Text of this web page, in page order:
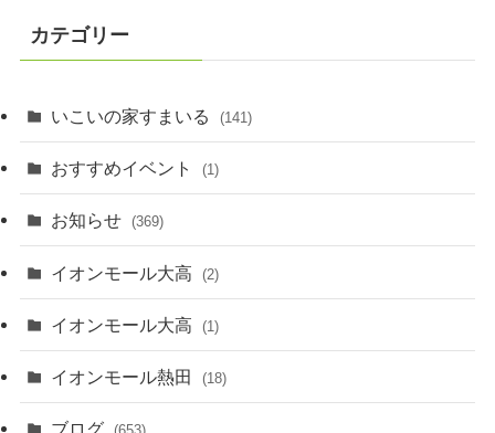
カテゴリー
いこいの家すまいる (141)
おすすめイベント (1)
お知らせ (369)
イオンモール大高 (2)
イオンモール大高 (1)
イオンモール熱田 (18)
ブログ